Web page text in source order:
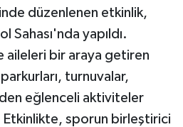
düzenlenen etkinlik,
Sahası'nda yapıldı.
aileleri bir araya getiren
turnuvalar,
eğlenceli aktiviteler
Etkinlikte, sporun birleştirici